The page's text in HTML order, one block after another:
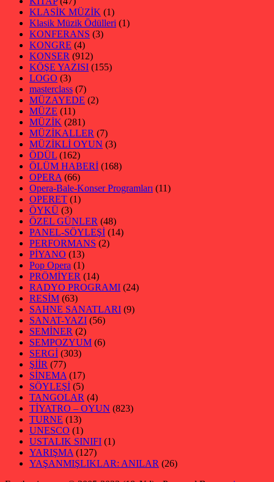
KLASİK MÜZİK (1)
Klasik Müzik Ödülleri (1)
KONFERANS (3)
KONGRE (4)
KONSER (912)
KÖŞE YAZISI (155)
LOGO (3)
masterclass (7)
MÜZAYEDE (2)
MÜZE (11)
MÜZİK (281)
MÜZİKALLER (7)
MÜZİKLİ OYUN (3)
ÖDÜL (162)
ÖLÜM HABERİ (168)
OPERA (66)
Opera-Bale-Konser Programları (11)
OPERET (1)
ÖYKÜ (3)
ÖZEL GÜNLER (48)
PANEL-SÖYLEŞİ (14)
PERFORMANS (2)
PİYANO (13)
Pop Opera (1)
PRÖMİYER (14)
RADYO PROGRAMI (24)
RESİM (63)
SAHNE SANATLARI (9)
SANAT-YAZI (56)
SEMİNER (2)
SEMPOZYUM (6)
SERGİ (303)
ŞİİR (77)
SİNEMA (17)
SÖYLEŞİ (5)
TANGOLAR (4)
TİYATRO – OYUN (823)
TURNE (13)
UNESCO (1)
USTALIK SINIFI (1)
YARIŞMA (127)
YAŞANMIŞLIKLAR: ANILAR (26)